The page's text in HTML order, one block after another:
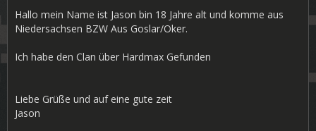
Hallo mein Name ist Jason bin 18 Jahre alt und komme aus
Niedersachsen BZW Aus Goslar/Oker.
Ich habe den Clan über Hardmax Gefunden
Liebe Grüße und auf eine gute zeit
Jason